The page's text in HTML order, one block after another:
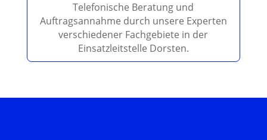
Telefonische Beratung und
Auftragsannahme durch unsere Experten
verschiedener Fachgebiete in der
Einsatzleitstelle Dorsten.